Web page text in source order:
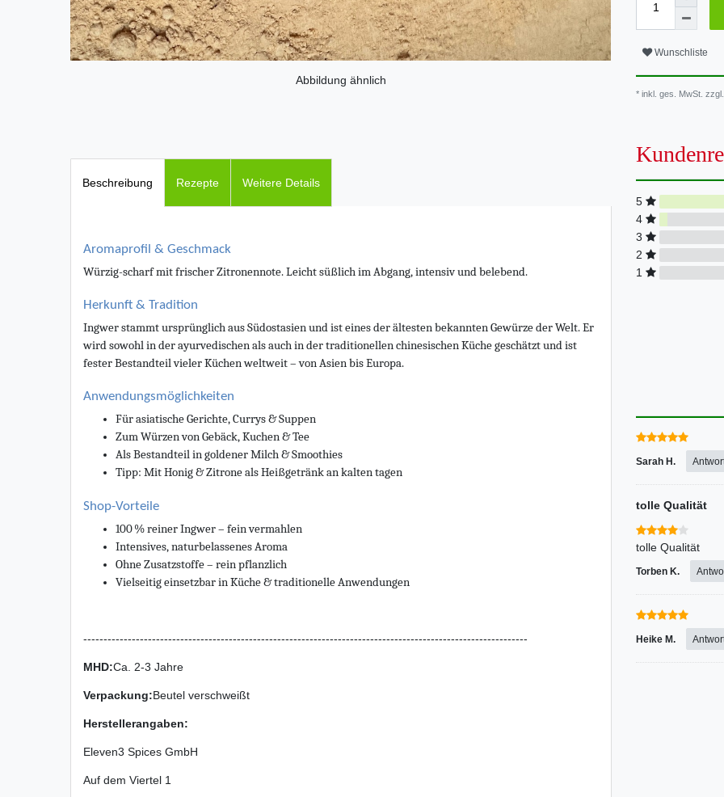
Abbildung ähnlich
Wunschliste
* inkl. ges. MwSt. zzgl.
Beschreibung Rezepte Weitere Details
Aromaprofil & Geschmack
Würzig-scharf mit frischer Zitronennote. Leicht süßlich im Abgang, intensiv und belebend.
Herkunft & Tradition
Ingwer stammt ursprünglich aus Südostasien und ist eines der ältesten bekannten Gewürze der Welt. Er
wird sowohl in der ayurvedischen als auch in der traditionellen chinesischen Küche geschätzt und ist
fester Bestandteil vieler Küchen weltweit – von Asien bis Europa.
Anwendungsmöglichkeiten
Für asiatische Gerichte, Currys & Suppen
Zum Würzen von Gebäck, Kuchen & Tee
Als Bestandteil in goldener Milch & Smoothies
Tipp: Mit Honig & Zitrone als Heißgetränk an kalten tagen
Shop-Vorteile
100 % reiner Ingwer – fein vermahlen
Intensives, naturbelassenes Aroma
Ohne Zusatzstoffe – rein pflanzlich
Vielseitig einsetzbar in Küche & traditionelle Anwendungen
--------------------------------------------------------------------------------------------------------------
MHD:Ca. 2-3 Jahre
Verpackung:Beutel verschweißt
Herstellerangaben:
Eleven3 Spices GmbH
Auf dem Viertel 1
5
4
3
2
1
Sarah H.
tolle Qualität
tolle Qualität
Torben K.
Heike M.